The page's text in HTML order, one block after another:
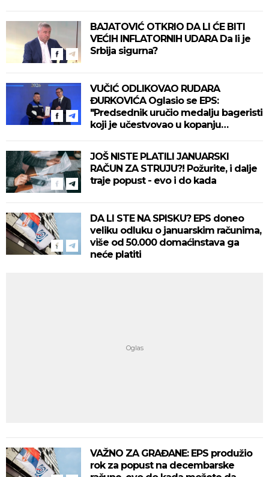
BAJATOVIĆ OTKRIO DA LI ĆE BITI
VEĆIH INFLATORNIH UDARA Da li je
Srbija sigurna?
VUČIĆ ODLIKOVAO RUDARA
ĐURKOVIĆA Oglasio se EPS:
"Predsednik uručio medalju bageristi
koji je učestvovao u kopanju
JOŠ NISTE PLATILI JANUARSKI
RAČUN ZA STRUJU?! Požurite, i dalje
traje popust - evo i do kada
DA LI STE NA SPISKU? EPS doneo
veliku odluku o januarskim računima,
više od 50.000 domaćinstava ga
neće platiti
VAŽNO ZA GRAĐANE: EPS produžio
rok za popust na decembarske